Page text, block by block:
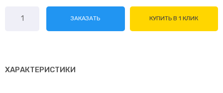
товара
EACS/I-
ЗАКАЗАТЬ КУПИТЬ В 1 КЛИК
ХАРАКТЕРИСТИКИ